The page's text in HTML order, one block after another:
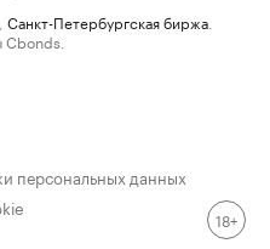
Санкт-Петербургская биржа
Cbonds.
персональных данных
18+